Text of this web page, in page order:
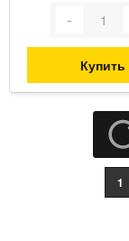
Купить
1